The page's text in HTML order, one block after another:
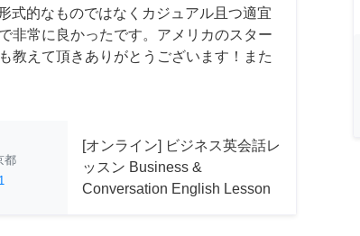
式的なものではなくカジュアル且つ適宜
非常に良かったです。アメリカのスター
教えて頂きありがとうございます！また
都
1
[オンライン] ビジネス英会話レ
ッスン Business &
Conversation English Lesson